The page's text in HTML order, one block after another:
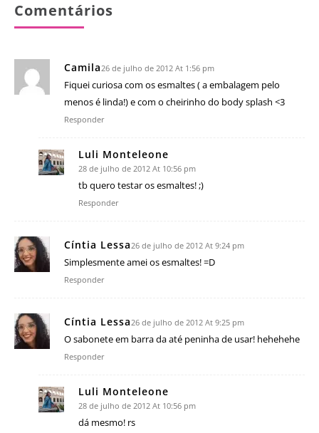
Comentários
Camila26 de julho de 2012 At 1:56 pm
Fiquei curiosa com os esmaltes ( a embalagem pelo
menos é linda!) e com o cheirinho do body splash <3
Responder
Luli Monteleone
28 de julho de 2012 At 10:56 pm
tb quero testar os esmaltes! ;)
Responder
Cíntia Lessa26 de julho de 2012 At 9:24 pm
Simplesmente amei os esmaltes! =D
Responder
Cíntia Lessa26 de julho de 2012 At 9:25 pm
O sabonete em barra da até peninha de usar! hehehehe
Responder
Luli Monteleone
28 de julho de 2012 At 10:56 pm
dá mesmo! rs